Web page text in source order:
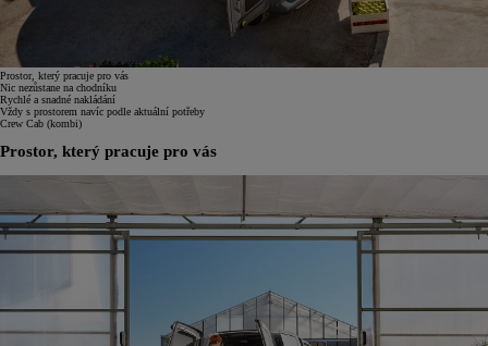
Prostor, který pracuje pro vás
Nic nezůstane na chodníku
Rychlé a snadné nakládání
Vždy s prostorem navíc podle aktuální potřeby
Crew Cab (kombi)
Prostor, který pracuje pro vás